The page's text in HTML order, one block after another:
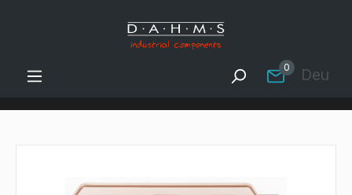
Zum Hauptinhalt springen
0
Bildergalerie überspringen